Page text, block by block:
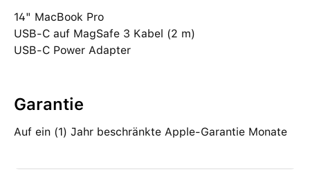
14" MacBook Pro
USB‑C auf MagSafe 3 Kabel (2 m)
USB‑C Power Adapter
Garantie
Auf ein (1) Jahr beschränkte Apple-Garantie Monate